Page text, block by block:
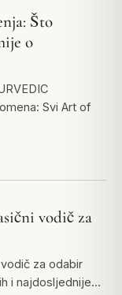
Što
o
Svi Art of
vodič za
za odabir
i najdosljednije…